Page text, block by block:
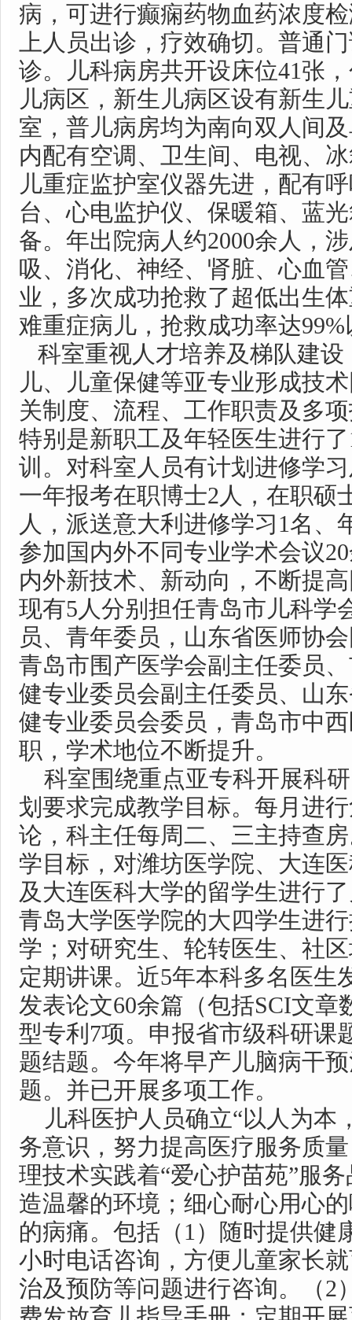
病，可进行癫痫药物血药浓度
上人员出诊，疗效确切。普通
诊。儿科病房共开设床位41张
儿病区，新生儿病区设有新生
室，普儿病房均为南向双人间
内配有空调、卫生间、电视、
儿重症监护室仪器先进，配有
台、心电监护仪、保暖箱、蓝
备。年出院病人约2000余人，
吸、消化、神经、肾脏、心血
业，多次成功抢救了超低出生
难重症病儿，抢救成功率达
科室重视人才培养及梯队建设
儿、儿童保健等亚专业形成技
关制度、流程、工作职责及多
特别是新职工及年轻医生进行
训。对科室人员有计划进修学
一年报考在职博士2人，在职硕
人，派送意大利进修学习1名、
参加国内外不同专业学术会议
内外新技术、新动向，不断提
现有5人分别担任青岛市儿科学
员、青年委员，山东省医师协
青岛市围产医学会副主任委员
健专业委员会副主任委员、山
健专业委员会委员，青岛市中
职，学术地位不断提升。
科室围绕重点亚专科开展科
划要求完成教学目标。每月进
论，科主任每周二、三主持查
学目标，对潍坊医学院、大连
及大连医科大学的留学生进行
青岛大学医学院的大四学生进
学；对研究生、轮转医生、社
定期讲课。近5年本科多名医生
发表论文60余篇（包括SCI文章
型专利7项。申报省市级科研课
题结题。今年将早产儿脑病干
题。并已开展多项工作。
儿科医护人员确立“以人为本
务意识，努力提高医疗服务质
理技术实践着“爱心护苗苑”服
造温馨的环境；细心耐心用心
的病痛。包括（1）随时提供健
小时电话咨询，方便儿童家长
治及预防等问题进行咨询。（2